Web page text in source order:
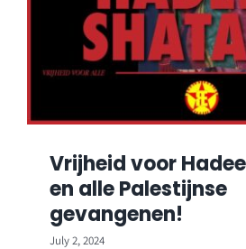
Vrijheid voor
en alle Palestijnse
gevangenen!
July 2, 2024